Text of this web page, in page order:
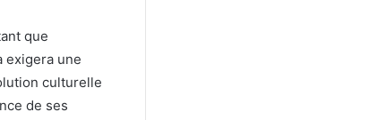
que
exigera une
culturelle
de ses